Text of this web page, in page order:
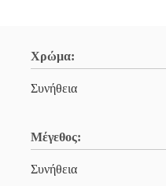
Χρώμα:
Συνήθεια
Μέγεθος:
Συνήθεια